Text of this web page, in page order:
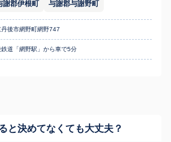
謝郡伊根町 与謝郡与謝野町
後市網野町網野747
道「網野駅」から車で5分
と決めてなくても大丈夫？